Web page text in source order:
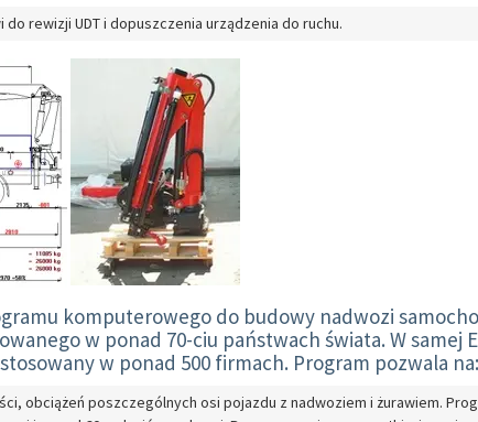
rewizji UDT i dopuszczenia urządzenia do ruchu.
komputerowego do budowy nadwozi
w ponad 70-ciu państwach świata. W samej
w ponad 500 firmach. Program pozwala na:
obciążeń poszczególnych osi pojazdu z nadwoziem i żurawiem.